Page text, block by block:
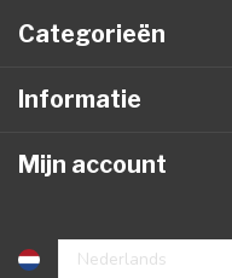
Categorieën
Informatie
Mijn account